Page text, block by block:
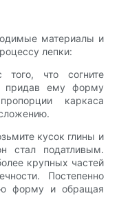
материалы и
лепки:
что согните
придав ему форму
каркаса
кусок глины и
стал податливым.
крупных частей
Постепенно
форму и обращая